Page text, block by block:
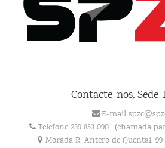
Contacte-nos,
E-mail
Telefone 239 853 090 (chamada
Morada R. Antero de Quental, 99